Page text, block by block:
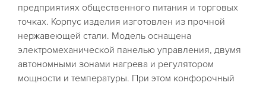
предприятиях общественного питания и торговых
точках. Корпус изделия изготовлен из прочной
нержавеющей стали. Модель оснащена
электромеханической панелью управления, двумя
автономными зонами нагрева и регулятором
мощности и температуры. При этом конфорочный